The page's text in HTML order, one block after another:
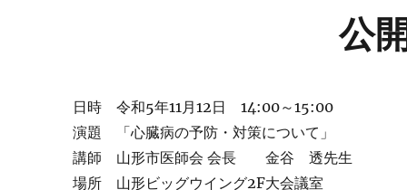
公
日時 令和5年11月12日 14:00～15:00
演題 「心臓病の予防・対策について」
講師 山形市医師会 会長 金谷 透先生
場所 山形ビッグウイング2F大会議室